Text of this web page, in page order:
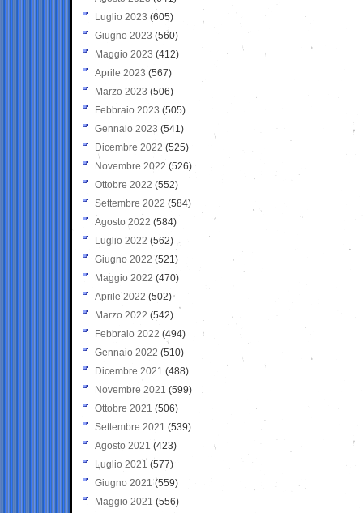
Luglio 2023 (605)
Giugno 2023 (560)
Maggio 2023 (412)
Aprile 2023 (567)
Marzo 2023 (506)
Febbraio 2023 (505)
Gennaio 2023 (541)
Dicembre 2022 (525)
Novembre 2022 (526)
Ottobre 2022 (552)
Settembre 2022 (584)
Agosto 2022 (584)
Luglio 2022 (562)
Giugno 2022 (521)
Maggio 2022 (470)
Aprile 2022 (502)
Marzo 2022 (542)
Febbraio 2022 (494)
Gennaio 2022 (510)
Dicembre 2021 (488)
Novembre 2021 (599)
Ottobre 2021 (506)
Settembre 2021 (539)
Agosto 2021 (423)
Luglio 2021 (577)
Giugno 2021(559)
Maggio 2021 (556)